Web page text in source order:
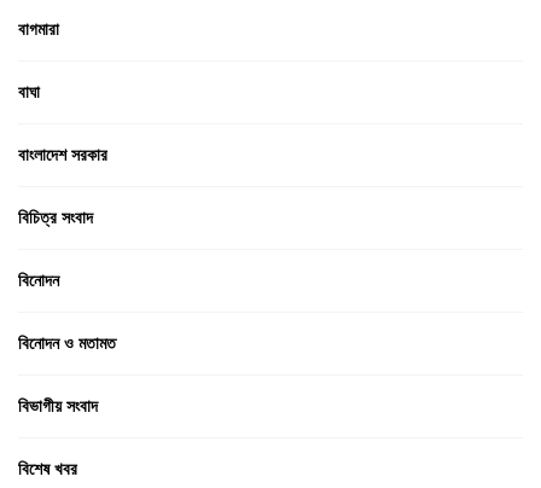
বাগমারা
বাঘা
বাংলাদেশ সরকার
বিচিত্র সংবাদ
বিনোদন
বিনোদন ও মতামত
বিভাগীয় সংবাদ
বিশেষ খবর